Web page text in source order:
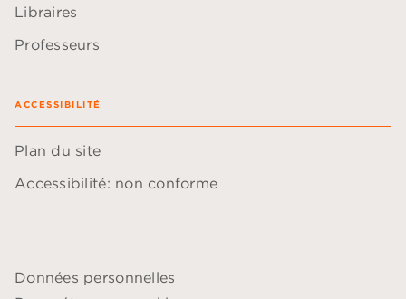
Libraires
Professeurs
ACCESSIBILITÉ
Plan du site
Accessibilité: non conforme
Données personnelles